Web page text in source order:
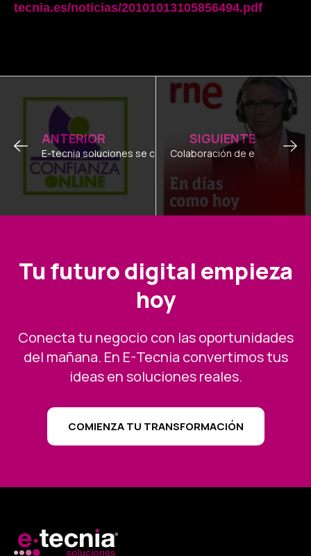
tecnia.es/noticias/20101013105856494.pdf
ANTERIOR
E-tecnia soluciones se convierte en uno de los 40
SIGUIENTE
Colaboración de e-tecnia
Tu futuro digital empieza
hoy
Conecta tu negocio con las oportunidades
del mañana. En E-Tecnia convertimos tus
ideas en soluciones reales.
COMIENZA TU TRANSFORMACIÓN